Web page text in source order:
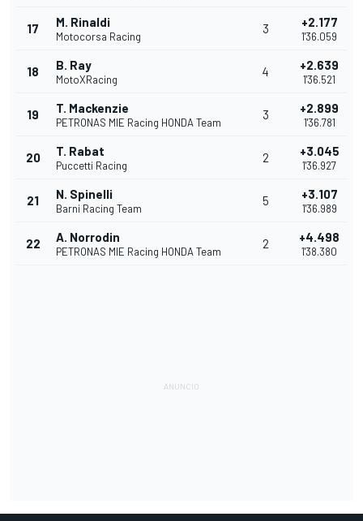
17 M. Rinaldi
Motocorsa Racing
3 +2.177
1'36.059
18 B. Ray
MotoXRacing
4 +2.639
1'36.521
19 T. Mackenzie
PETRONAS MIE Racing HONDA Team
3 +2.899
1'36.781
20 T. Rabat
Puccetti Racing
2 +3.045
1'36.927
21 N. Spinelli
Barni Racing Team
5 +3.107
1'36.989
22 A. Norrodin
PETRONAS MIE Racing HONDA Team
2 +4.498
1'38.380